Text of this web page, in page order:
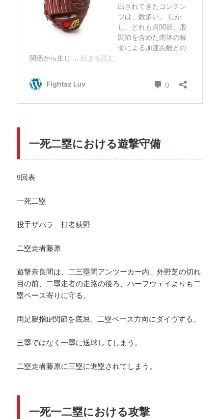
一死二塁における遊撃守備
9回表
一死二塁
投手ザバラ 打者荻野
二塁走者藤原
遊撃奈良間は、二三塁間アンツーカー内、外野芝の切れ
目の前、二塁走者の走路の後ろ、ハーフウェイよりも二
塁ベース寄りに守る。
両足親指IP関節を底屈、二塁ベース方向にダイヴする。
三塁ではなく一塁に送球してしまう。
二塁走者藤原に三塁に進塁されてしまう。
一死一二塁における攻撃